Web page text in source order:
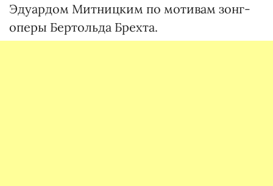
Эдуардом Митницким по мотивам зонг-
оперы Бертольда Брехта.